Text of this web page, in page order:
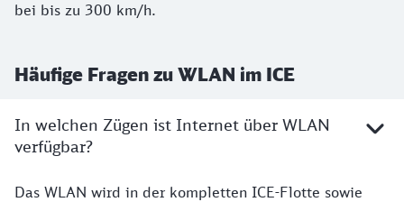
bei bis zu 300 km/h.
Häufige Fragen zu WLAN im ICE
In welchen Zügen ist Internet über WLAN
verfügbar?
Das WLAN wird in der kompletten ICE-Flotte sowie